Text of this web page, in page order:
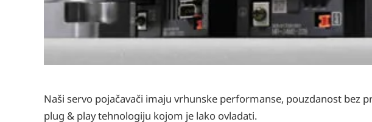
Naši servo pojačavači imaju vrhunske performanse, pouzdanost bez
plug & play tehnologiju kojom je lako ovladati.